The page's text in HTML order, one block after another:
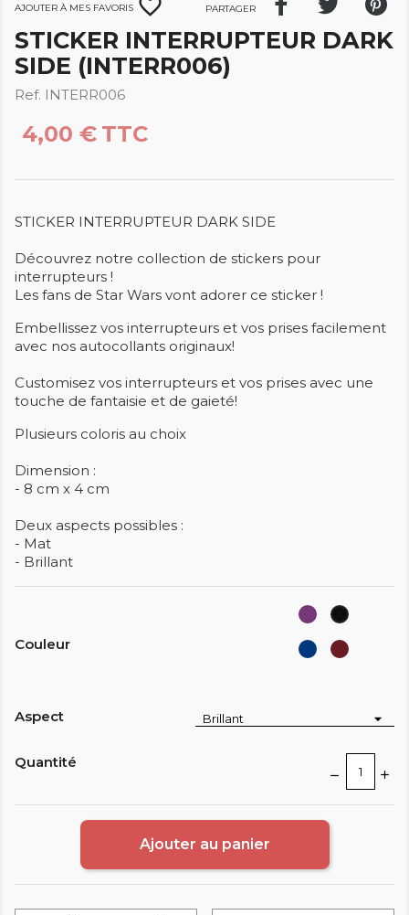
Ajouter à mes favoris favorite_border Partager
STICKER INTERRUPTEUR DARK
SIDE (INTERR006)
Ref. INTERR006
4,00 € TTC
STICKER INTERRUPTEUR DARK SIDE
Découvrez notre collection de stickers pour
interrupteurs !
Les fans de Star Wars vont adorer ce sticker !
Embellissez vos interrupteurs et vos prises facilement
avec nos autocollants originaux!
Customisez vos interrupteurs et vos prises avec une
touche de fantaisie et de gaieté!
Plusieurs coloris au choix
Dimension :
- 8 cm x 4 cm
Deux aspects possibles :
- Mat
- Brillant
Couleur
VioletNoir
Bleu
Rouge
Aspect
Quantité
Ajouter au panier